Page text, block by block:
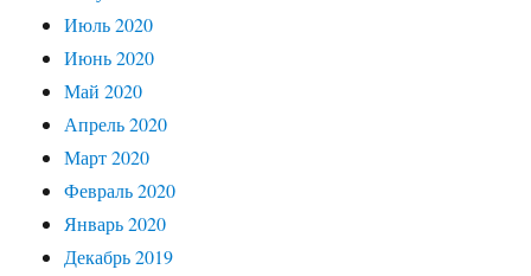
Июль 2020
Июнь 2020
Май 2020
Апрель 2020
Март 2020
Февраль 2020
Январь 2020
Декабрь 2019